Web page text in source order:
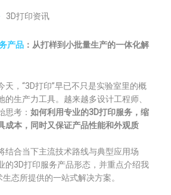
3D打印资讯
产品 ：从打样到小批量生产的一体化解
天，“3D打印”早已不只是实验室里的概
的生产力工具。越来越多设计工程师、
思考： 如何利用专业的3D打印服务，缩
成本，同时又保证产品性能和外观质
结合当下主流技术路线与典型应用场
的3D打印服务产品形态，并重点介绍我
态所提供的一站式解决方案。